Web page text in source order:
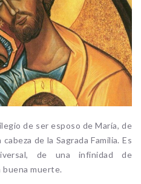
de ser esposo de María, de
de la Sagrada Familia. Es
de una infinidad de
buena muerte.